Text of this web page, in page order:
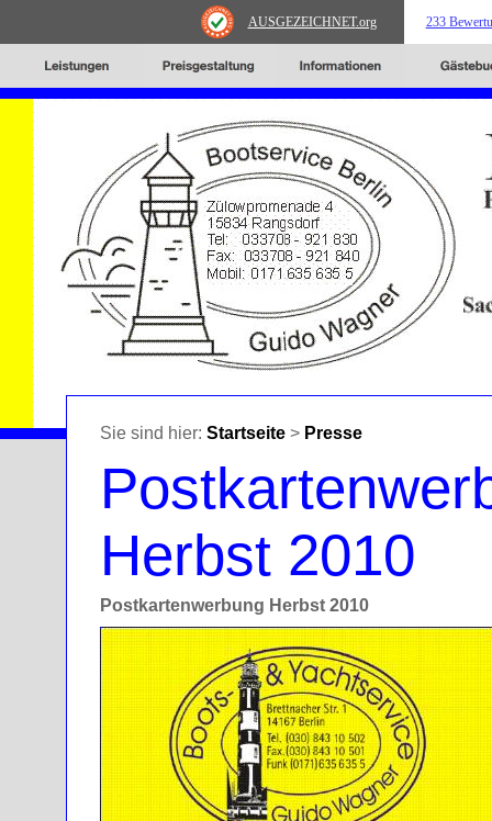
AUSGEZEICHNET.org 233
Sie sind hier: Startseite > Presse
Herbst 2010
Postkartenwerbung Herbst 2010